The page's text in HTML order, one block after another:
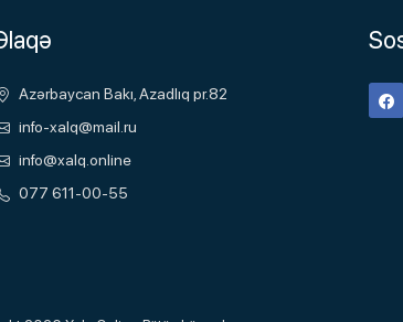
Azərbaycan Bakı, Azadlıq pr.82
info-xalq@mail.ru
info@xalq.online
077 611-00-55